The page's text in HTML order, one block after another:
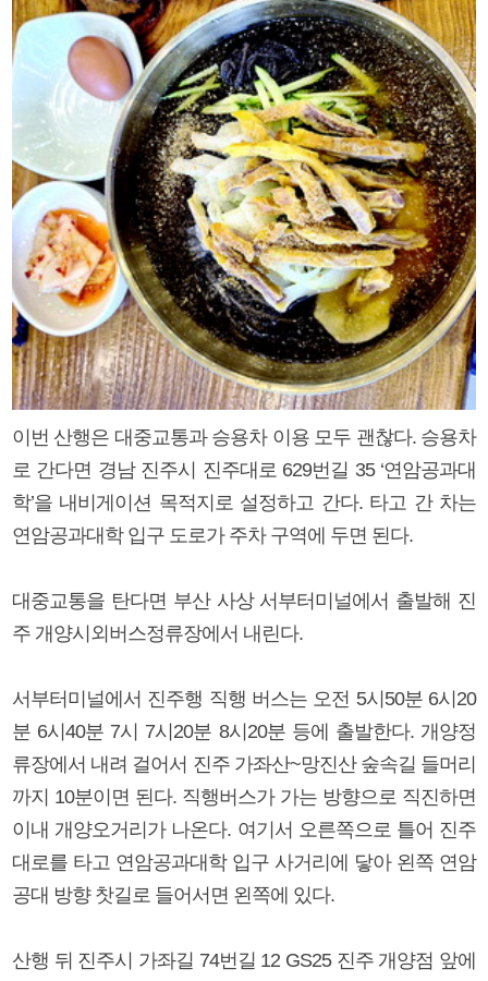
이번 산행은 대중교통과 승용차 이용 모두 괜찮다. 승용차
로 간다면 경남 진주시 진주대로 629번길 35 ‘연암공과대
학’을 내비게이션 목적지로 설정하고 간다. 타고 간 차는
연암공과대학 입구 도로가 주차 구역에 두면 된다.
대중교통을 탄다면 부산 사상 서부터미널에서 출발해 진
주 개양시외버스정류장에서 내린다.
서부터미널에서 진주행 직행 버스는 오전 5시50분 6시20
분 6시40분 7시 7시20분 8시20분 등에 출발한다. 개양정
류장에서 내려 걸어서 진주 가좌산~망진산 숲속길 들머리
까지 10분이면 된다. 직행버스가 가는 방향으로 직진하면
이내 개양오거리가 나온다. 여기서 오른쪽으로 틀어 진주
대로를 타고 연암공과대학 입구 사거리에 닿아 왼쪽 연암
공대 방향 찻길로 들어서면 왼쪽에 있다.
산행 뒤 진주시 가좌길 74번길 12 GS25 진주 개양점 앞에